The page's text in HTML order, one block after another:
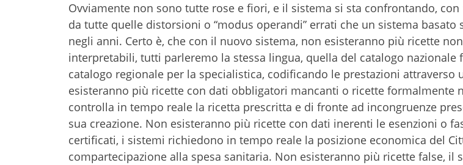
Ovviamente non sono tutte rose e fiori, e il sistema si sta confrontando,
da tutte quelle distorsioni o “modus operandi” errati che un sistema basato
negli anni. Certo è, che con il nuovo sistema, non esisteranno più ricette
interpretabili, tutti parleremo la stessa lingua, quella del catalogo nazionale
catalogo regionale per la specialistica, codificando le prestazioni attraverso
esisteranno più ricette con dati obbligatori mancanti o ricette formalmente
controlla in tempo reale la ricetta prescritta e di fronte ad incongruenze
sua creazione. Non esisteranno più ricette con dati inerenti le esenzioni o
certificati, i sistemi richiedono in tempo reale la posizione economica del
compartecipazione alla spesa sanitaria. Non esisteranno più ricette false, il